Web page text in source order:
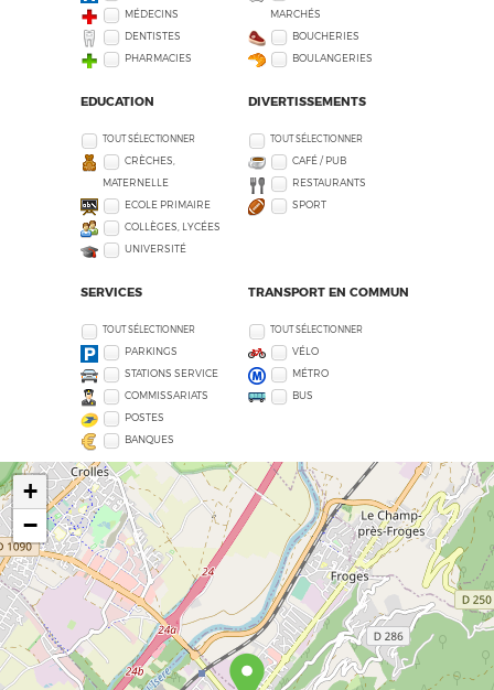
MÉDECINS
DENTISTES
PHARMACIES
MARCHÉS
BOUCHERIES
BOULANGERIES
EDUCATION
TOUT SÉLECTIONNER
CRÈCHES,
MATERNELLE
ECOLE PRIMAIRE
COLLÈGES, LYCÉES
UNIVERSITÉ
DIVERTISSEMENTS
TOUT SÉLECTIONNER
CAFÉ / PUB
RESTAURANTS
SPORT
SERVICES
TOUT SÉLECTIONNER
PARKINGS
STATIONS SERVICE
COMMISSARIATS
POSTES
BANQUES
TRANSPORT EN COMMUN
TOUT SÉLECTIONNER
VÉLO
MÉTRO
BUS
+
−